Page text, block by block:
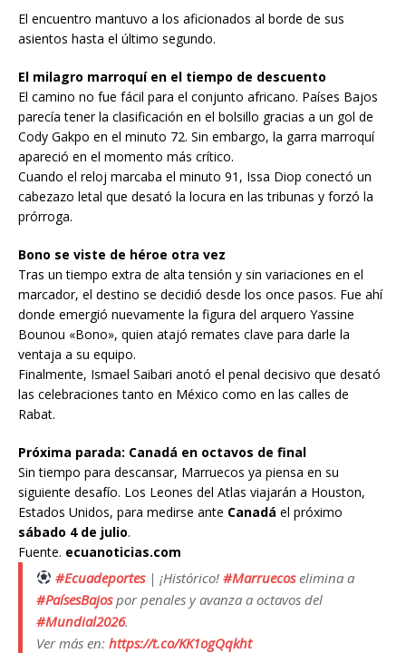
El encuentro mantuvo a los aficionados al borde de sus
asientos hasta el último segundo.
El milagro marroquí en el tiempo de descuento
El camino no fue fácil para el conjunto africano. Países Bajos
parecía tener la clasificación en el bolsillo gracias a un gol de
Cody Gakpo en el minuto 72. Sin embargo, la garra marroquí
apareció en el momento más crítico.
Cuando el reloj marcaba el minuto 91, Issa Diop conectó un
cabezazo letal que desató la locura en las tribunas y forzó la
prórroga.
Bono se viste de héroe otra vez
Tras un tiempo extra de alta tensión y sin variaciones en el
marcador, el destino se decidió desde los once pasos. Fue ahí
donde emergió nuevamente la figura del arquero Yassine
Bounou «Bono», quien atajó remates clave para darle la
ventaja a su equipo.
Finalmente, Ismael Saibari anotó el penal decisivo que desató
las celebraciones tanto en México como en las calles de
Rabat.
Próxima parada: Canadá en octavos de final
Sin tiempo para descansar, Marruecos ya piensa en su
siguiente desafío. Los Leones del Atlas viajarán a Houston,
Estados Unidos, para medirse ante Canadá el próximo
sábado 4 de julio.
Fuente. ecuanoticias.com
#Ecuadeportes| ¡Histórico!#Marruecoselimina a
#PaísesBajospor penales y avanza a octavos del
#Mundial2026.
Ver más en: https://t.co/KK1ogQqkht